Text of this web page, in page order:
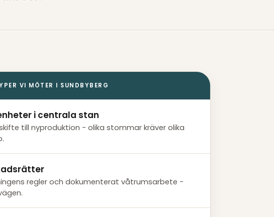
VI MÖTER I SUNDBYBERG
i centrala stan
till nyproduktion - olika stommar kräver olika
regler och dokumenterat våtrumsarbete -